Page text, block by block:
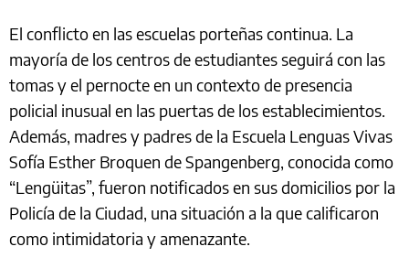
El conflicto en las escuelas porteñas continua. La
mayoría de los centros de estudiantes seguirá con las
tomas y el pernocte en un contexto de presencia
policial inusual en las puertas de los establecimientos.
Además, madres y padres de la Escuela Lenguas Vivas
Sofía Esther Broquen de Spangenberg, conocida como
“Lengüitas”, fueron notificados en sus domicilios por la
Policía de la Ciudad, una situación a la que calificaron
como intimidatoria y amenazante.